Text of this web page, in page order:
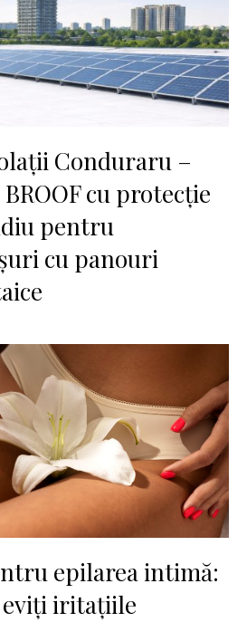
Conduraru –
cu protecție
pentru
cu panouri
epilarea intimă:
eviți iritațiile